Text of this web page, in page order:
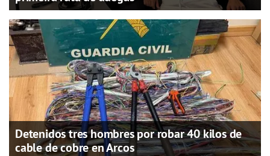
Detenidos tres hombres por robar 40 kilos de
cable de cobre en Arcos